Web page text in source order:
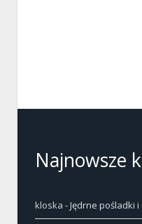
Najnowsze
kloska -Jędrne pośladki